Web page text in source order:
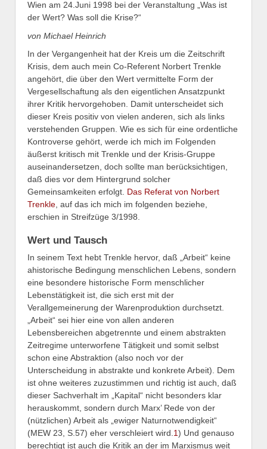
Wien am 24.Juni 1998 bei der Veranstaltung „Was ist
der Wert? Was soll die Krise?“
von Michael Heinrich
In der Vergangenheit hat der Kreis um die Zeitschrift
Krisis, dem auch mein Co-Referent Norbert Trenkle
angehört, die über den Wert vermittelte Form der
Vergesellschaftung als den eigentlichen Ansatzpunkt
ihrer Kritik hervorgehoben. Damit unterscheidet sich
dieser Kreis positiv von vielen anderen, sich als links
verstehenden Gruppen. Wie es sich für eine ordentliche
Kontroverse gehört, werde ich mich im Folgenden
äußerst kritisch mit Trenkle und der Krisis-Gruppe
auseinandersetzen, doch sollte man berücksichtigen,
daß dies vor dem Hintergrund solcher
Gemeinsamkeiten erfolgt. Das Referat von Norbert
Trenkle, auf das ich mich im folgenden beziehe,
erschien in Streifzüge 3/1998.
Wert und Tausch
In seinem Text hebt Trenkle hervor, daß „Arbeit“ keine
ahistorische Bedingung menschlichen Lebens, sondern
eine besondere historische Form menschlicher
Lebenstätigkeit ist, die sich erst mit der
Verallgemeinerung der Warenproduktion durchsetzt.
„Arbeit“ sei hier eine von allen anderen
Lebensbereichen abgetrennte und einem abstrakten
Zeitregime unterworfene Tätigkeit und somit selbst
schon eine Abstraktion (also noch vor der
Unterscheidung in abstrakte und konkrete Arbeit). Dem
ist ohne weiteres zuzustimmen und richtig ist auch, daß
dieser Sachverhalt im „Kapital“ nicht besonders klar
herauskommt, sondern durch Marx’ Rede von der
(nützlichen) Arbeit als „ewiger Naturnotwendigkeit“
(MEW 23, S.57) eher verschleiert wird.1) Und genauso
berechtigt ist auch die Kritik an der im Marxismus weit